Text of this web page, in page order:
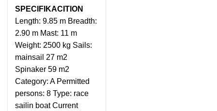
SPECIFIKACITION
Length: 9.85 m Breadth:
2.90 m Mast: 11 m
Weight: 2500 kg Sails:
mainsail 27 m2
Spinaker 59 m2
Category: A Permitted
persons: 8 Type: race
sailin boat Current